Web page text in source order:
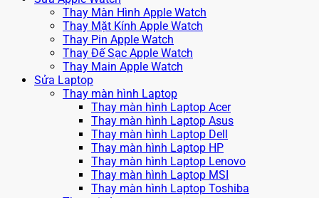
Thay Màn Hình Apple Watch
Thay Mặt Kính Apple Watch
Thay Pin Apple Watch
Thay Đế Sạc Apple Watch
Thay Main Apple Watch
Sửa Laptop
Thay màn hình Laptop
Thay màn hình Laptop Acer
Thay màn hình Laptop Asus
Thay màn hình Laptop Dell
Thay màn hình Laptop HP
Thay màn hình Laptop Lenovo
Thay màn hình Laptop MSI
Thay màn hình Laptop Toshiba